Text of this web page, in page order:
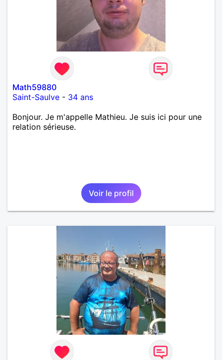
j’aime me trahit une fois, il n’y aura pas de seconde
chance et je l’effacerai à « vitam eternam ».
Néanmoins, je suis un tout petit peu maniaque ainsi
qu’impatient. J’essaye de faire des efforts. Rien de
bien dramatique ! Du moins je le pense……Je suis un
homme facile à vivre. À vous si vous le souhaitez,
d’apprendre à me connaître davantage. J’en serai
ravi….A très bientôt je l’espère.
Math59880
Saint-Saulve - 34 ans
Bonjour. Je m'appelle Mathieu. Je suis ici pour une
relation sérieuse.
Voir le profil